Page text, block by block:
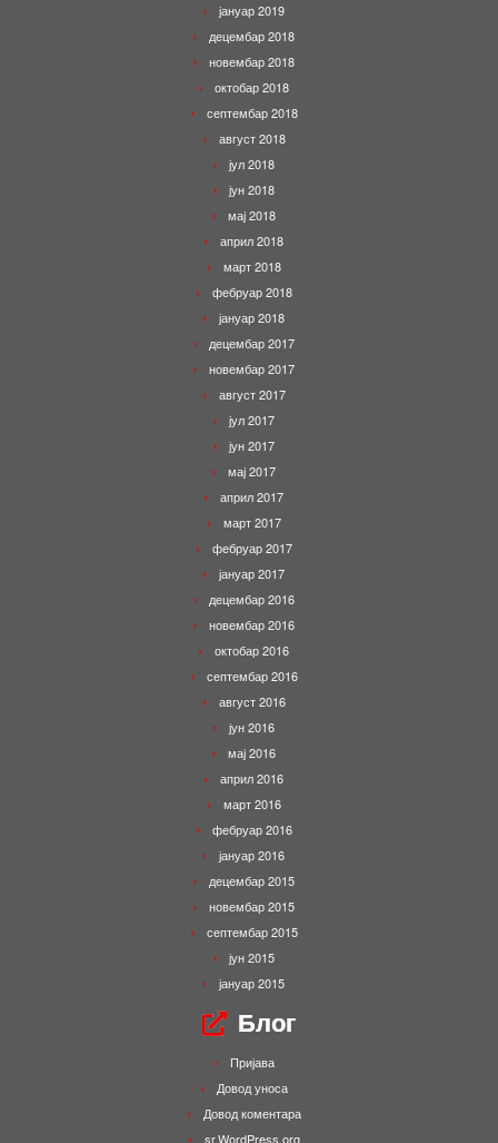
јануар 2019
децембар 2018
новембар 2018
октобар 2018
септембар 2018
август 2018
јул 2018
јун 2018
мај 2018
април 2018
март 2018
фебруар 2018
јануар 2018
децембар 2017
новембар 2017
август 2017
јул 2017
јун 2017
мај 2017
април 2017
март 2017
фебруар 2017
јануар 2017
децембар 2016
новембар 2016
октобар 2016
септембар 2016
август 2016
јун 2016
мај 2016
април 2016
март 2016
фебруар 2016
јануар 2016
децембар 2015
новембар 2015
септембар 2015
јун 2015
јануар 2015
Блог
Пријава
Довод уноса
Довод коментара
sr.WordPress.org